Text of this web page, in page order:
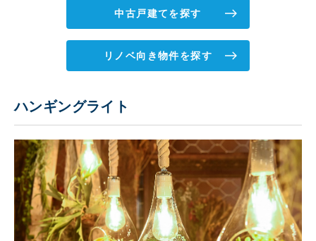
中古戸建てを探す
リノベ向き物件を探す
ハンギングライト